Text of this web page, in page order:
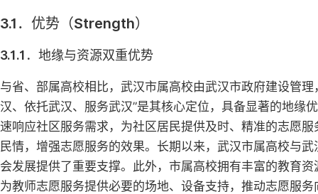
3.1．优势（Strength）
3.1.1．地缘与资源双重优势
与省、部属高校相比，武汉市属高校由武汉市政府建设管
汉、依托武汉、服务武汉”是其核心定位，具备显著的地缘
速响应社区服务需求，为社区居民提供及时、精准的志愿
民情，增强志愿服务的效果。长期以来，武汉市属高校与
会发展提供了重要支撑。此外，市属高校拥有丰富的教育
为教师志愿服务提供必要的场地、设备支持，推动志愿服